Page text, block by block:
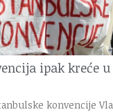
ipak kreće
konvencije